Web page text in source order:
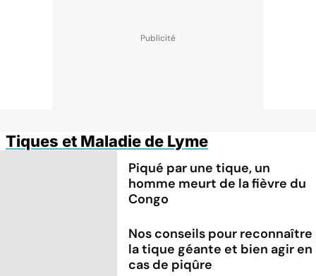
Tiques et Maladie de Lyme
Piqué par une tique, un
homme meurt de la fièvre du
Congo
Nos conseils pour reconnaître
la tique géante et bien agir en
cas de piqûre